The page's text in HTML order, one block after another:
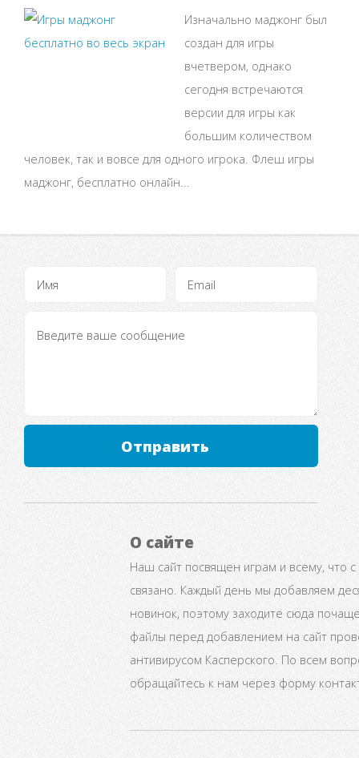
Изначально маджонг был
создан для игры
вчетвером, однако
сегодня встречаются
версии для игры как
большим количеством
человек, так и вовсе для одного игрока. Флеш игры
маджонг, бесплатно онлайн...
Отправить
О сайте
Наш сайт посвящен играм и всему, что
связано. Каждый день мы добавляем
новинок, поэтому заходите сюда
файлы перед добавлением на сайт
антивирусом Касперского. По всем
обращайтесь к нам через форму